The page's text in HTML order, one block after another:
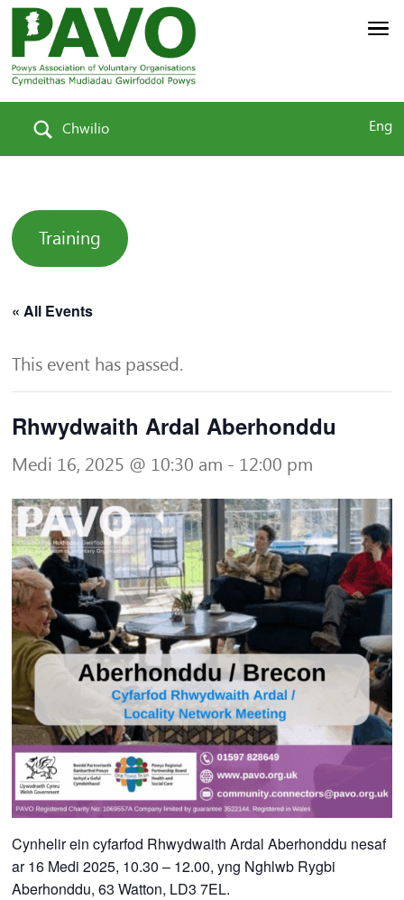
Chwilio Eng
Training
« All Events
This event has passed.
Rhwydwaith Ardal Aberhonddu
Medi 16, 2025 @ 10:30 am - 12:00 pm
Cynhelir ein cyfarfod Rhwydwaith Ardal Aberhonddu nesaf
ar 16 Medi 2025, 10.30 – 12.00, yng Nghlwb Rygbi
Aberhonddu, 63 Watton, LD3 7EL.